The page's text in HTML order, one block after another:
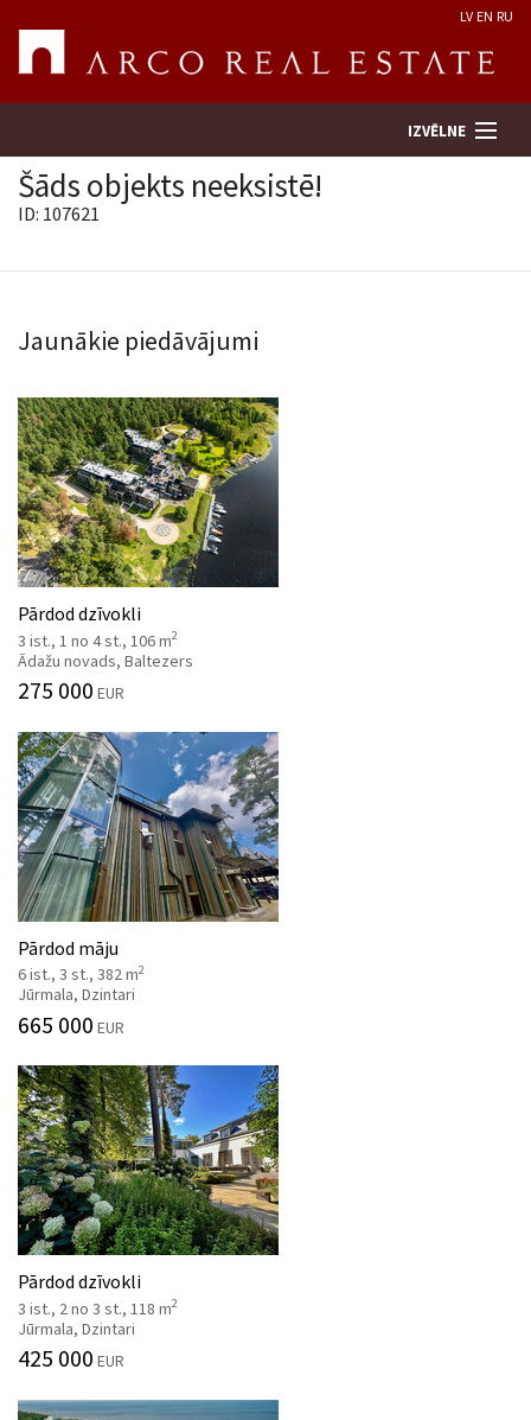
LV EN RU
IZVĒLNE
Uzņēmums
Pakalpojumi
Kontakti
Šāds objekts neeksistē!
ID: 107621
Jaunākie piedāvājumi
Pārdod dzīvokli
3 ist., 1 no 4 st., 106 m2
Ādažu novads, Baltezers
275 000 EUR
Pārdod māju
6 ist., 3 st., 382 m2
Jūrmala, Dzintari
665 000 EUR
Pārdod dzīvokli
3 ist., 2 no 3 st., 118 m2
Jūrmala, Dzintari
425 000 EUR